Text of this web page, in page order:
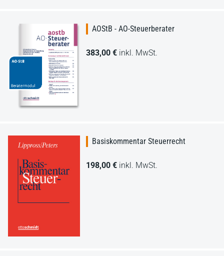
AOStB - AO-Steuerberater
383,00 € inkl. MwSt.
Basiskommentar Steuerrecht
198,00 € inkl. MwSt.